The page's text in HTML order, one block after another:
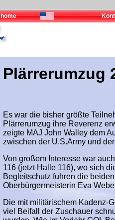
home
Plärrerumzug
Es war die bisher größte
Plärrerumzug ihre Reverenz
zeigte MAJ John Walley dem
zwischen der U.S.Army und
Von großem Interesse war
116 (jetzt Halle 116), wo sich
Begleitschutz fuhren die
Oberbürgermeisterin Eva
Die mit militärischem Kadenz-
viel Beifall der Zuschauer